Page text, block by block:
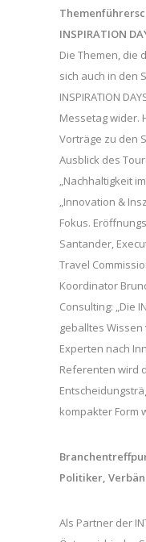
INSPIRATION
Die Themen, die
sich auch in den
INSPIRATION
Messetag wider.
Vorträge zu den
Ausblick des
„Nachhaltigkeit
„Innovation &
Fokus.
Santander,
Travel
Koordinator
Consulting: „Die
geballtes
Experten nach
Referenten wird
kompakter Form
Politiker,
Als Partner der